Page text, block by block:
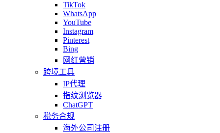
TikTok
WhatsApp
YouTube
Instagram
Pinterest
Bing
网红营销
跨境工具
IP代理
指纹浏览器
ChatGPT
税务合规
海外公司注册